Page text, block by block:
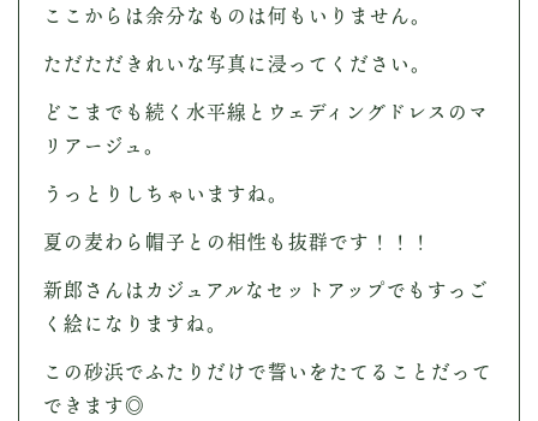
ここからは余分なものは何もいりません。
ただただきれいな写真に浸ってください。
どこまでも続く水平線とウェディングドレスのマ
リアージュ。
うっとりしちゃいますね。
夏の麦わら帽子との相性も抜群です！！！
新郎さんはカジュアルなセットアップでもすっご
く絵になりますね。
この砂浜でふたりだけで誓いをたてることだって
できます◎